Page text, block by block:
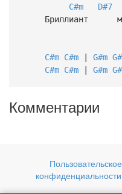
C#m
D#7
Бриллиант
C#m C#m| G#m
C#m C#m| G#m
Комментарии
конфиденциальности